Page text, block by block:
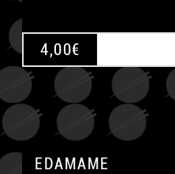
4,00€
EDAMAME